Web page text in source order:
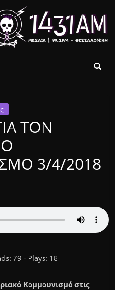
ΤΟΝ
3/4/2018
79 - Plays: 18
Κομμουνισμό στις